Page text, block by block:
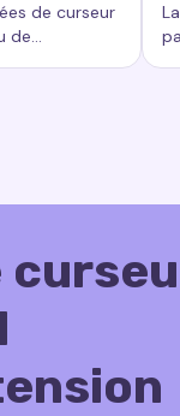
de curseur
de curseur
de